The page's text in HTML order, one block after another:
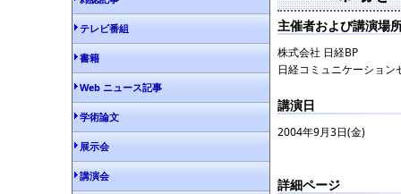
テレビ番組
書籍
Web ニュース記事
学術論文
展示会
講演会
主催者および講演場
株式会社 日経BP
日経コミュニケーション
講演日
2004年9月3日(金)
詳細ページ